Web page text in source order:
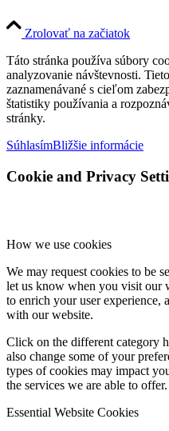
Zrolovať na začiatok
Táto stránka používa súbory
analyzovanie návštevnosti.
zaznamenávané s cieľom
štatistiky používania a
stránky.
SúhlasímBližšie informácie
Cookie and Privacy
How we use cookies
We may request cookies to be
let us know when you visit our
to enrich your user experience,
with our website.
Click on the different category
also change some of your
types of cookies may impact
the services we are able to offer.
Essential Website Cookies